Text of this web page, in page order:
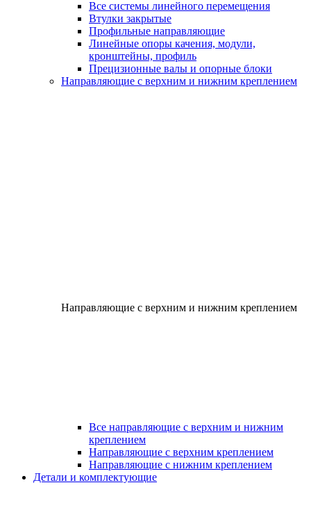
Все системы линейного перемещения
Втулки закрытые
Профильные направляющие
Линейные опоры качения, модули,
кронштейны, профиль
Прецизионные валы и опорные блоки
Направляющие с верхним и нижним креплением
Направляющие с верхним и нижним креплением
Все направляющие с верхним и нижним
креплением
Направляющие с верхним креплением
Направляющие с нижним креплением
Детали и комплектующие